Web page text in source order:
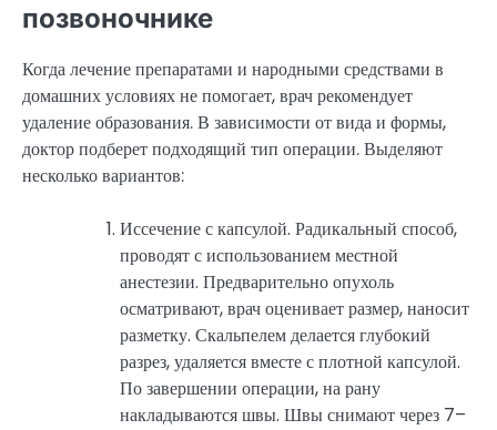
позвоночнике
Когда лечение препаратами и народными средствами в
домашних условиях не помогает, врач рекомендует
удаление образования. В зависимости от вида и формы,
доктор подберет подходящий тип операции. Выделяют
несколько вариантов:
Иссечение с капсулой. Радикальный способ,
проводят с использованием местной
анестезии. Предварительно опухоль
осматривают, врач оценивает размер, наносит
разметку. Скальпелем делается глубокий
разрез, удаляется вместе с плотной капсулой.
По завершении операции, на рану
накладываются швы. Швы снимают через 7–